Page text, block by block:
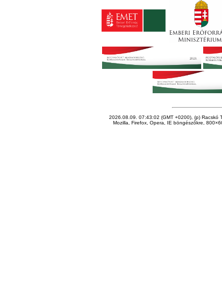
2026.08.09. 07:43:02 (GMT +0200), (p) Racskó
Mozilla, Firefox, Opera, IE böngészőkre,